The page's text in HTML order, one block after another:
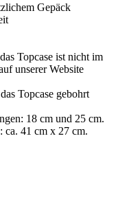
Gepäck
Topcase ist nicht im
unserer Website
Topcase gebohrt
18 cm und 25 cm.
ca. 41 cm x 27 cm.